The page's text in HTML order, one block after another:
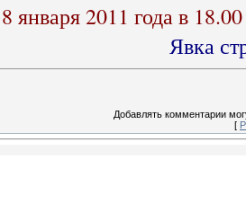
января 2011 года в
Явка
Добавлять комментарии
[